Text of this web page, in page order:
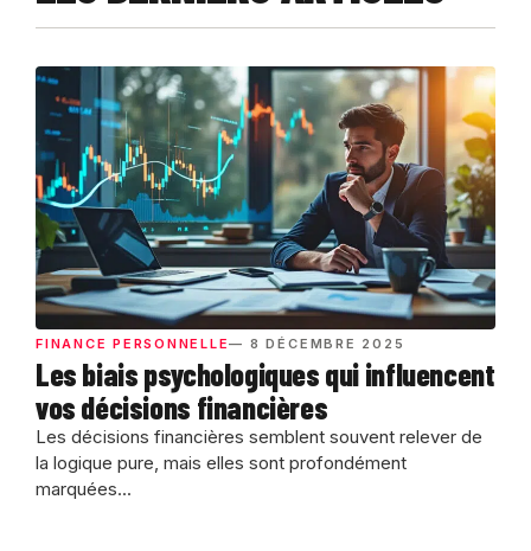
FINANCE PERSONNELLE— 8 DÉCEMBRE 2025
Les biais psychologiques qui influencent
vos décisions financières
Les décisions financières semblent souvent relever de
la logique pure, mais elles sont profondément
marquées...